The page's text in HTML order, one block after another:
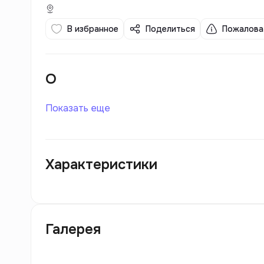
В избранное Поделиться
О
Показать еще
Характеристики
Галерея